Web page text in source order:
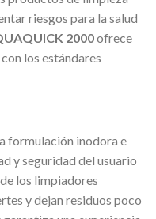
riesgos para la salud
2000ofrece
los estándares
formulación inodora e
y seguridad del usuario
los limpiadores
y dejan residuos poco